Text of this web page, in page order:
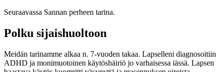
Seuraavassa Sannan perheen tarina.
Polku sijaishuoltoon
Meidän tarinamme alkaa n. 7-vuoden takaa. Lapselleni diagnosoitiin
ADHD ja monimuotoinen käytöshäiriö jo varhaisessa iässä. Lapsen